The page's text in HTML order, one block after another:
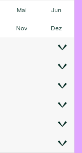
Mai Jun
Nov Dez